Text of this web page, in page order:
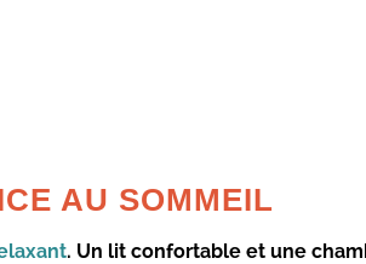
AU SOMMEIL
. Un lit confortable et une